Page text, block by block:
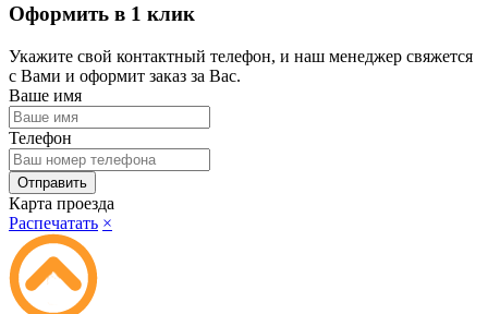
Оформить в 1 клик
Укажите свой контактный телефон, и наш менеджер свяжется
с Вами и оформит заказ за Вас.
Ваше имя
Телефон
Карта проезда
Распечатать ×